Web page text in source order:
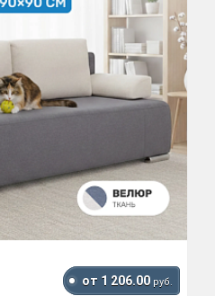
от 1 206.00 руб.